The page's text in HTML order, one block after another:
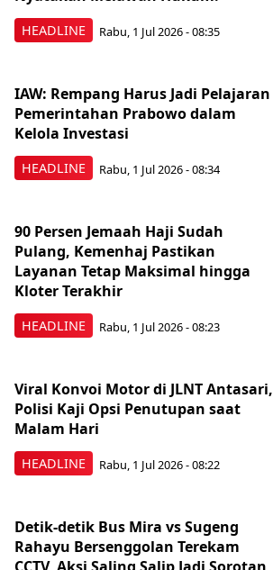
HEADLINE Rabu, 1 Jul 2026 - 08:35
HEADLINE
IAW: Rempang Harus Jadi Pelajaran
Pemerintahan Prabowo dalam
Kelola Investasi
Rabu, 1 Jul 2026 - 08:34
HEADLINE
90 Persen Jemaah Haji Sudah
Pulang, Kemenhaj Pastikan
Layanan Tetap Maksimal hingga
Kloter Terakhir
Rabu, 1 Jul 2026 - 08:23
HEADLINE
Viral Konvoi Motor di JLNT Antasari,
Polisi Kaji Opsi Penutupan saat
Malam Hari
Rabu, 1 Jul 2026 - 08:22
Detik-detik Bus Mira vs Sugeng
Rahayu Bersenggolan Terekam